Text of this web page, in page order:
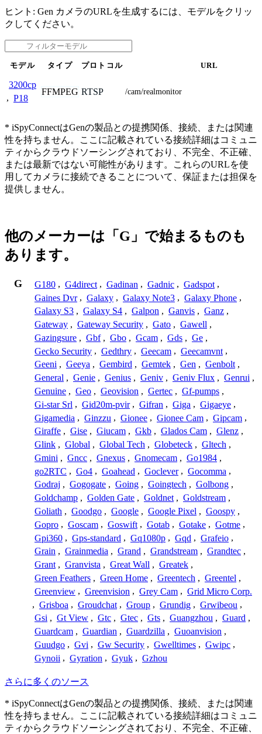
ヒント: Gen カメラのURLを生成するには、モデルをクリッ
クしてください。
モデル タイプ プロトコル URL
3200cp
, P18
FFMPEG RTSP /cam/realmonitor
* iSpyConnectはGenの製品との提携関係、接続、または関連
性を持ちません。ここに記載されている接続詳細はコミュニ
ティからクラウドソーシングされており、不完全、不正確、
または最新ではない可能性があります。これらのURLを使
用してカメラに接続できることについて、保証または担保を
提供しません。
他のメーカーは「G」で始まるものも
あります。
G G180 , G4direct , Gadinan , Gadnic , Gadspot ,
Gaines Dvr , Galaxy , Galaxy Note3 , Galaxy Phone ,
Galaxy S3 , Galaxy S4 , Galpon , Ganvis , Ganz ,
Gateway , Gateway Security , Gato , Gawell ,
Gazingsure , Gbf , Gbo , Gcam , Gds , Ge ,
Gecko Security , Gedthry , Geecam , Geecamvnt ,
Geeni , Geeya , Gembird , Gemtek , Gen , Genbolt ,
General , Genie , Genius , Geniv , Geniv Flux , Genrui ,
Genuine , Geo , Geovision , Gertec , Gf-pumps ,
Gi-star Srl , Gid20m-pvir , Gifran , Giga , Gigaeye ,
Gigamedia , Ginzzu , Gionee , Gionee Cam , Gipcam ,
Giraffe , Gise , Giucam , Gkb , Glados Cam , Glenz ,
Glink , Global , Global Tech , Globeteck , Gltech ,
Gmini , Gncc , Gnexus , Gnomecam , Go1984 ,
go2RTC , Go4 , Goahead , Goclever , Gocomma ,
Godraj , Gogogate , Going , Goingtech , Golbong ,
Goldchamp , Golden Gate , Goldnet , Goldstream ,
Goliath , Goodgo , Google , Google Pixel , Goospy ,
Gopro , Goscam , Goswift , Gotab , Gotake , Gotme ,
Gpi360 , Gps-standard , Gq1080p , Gqd , Grafeio ,
Grain , Grainmedia , Grand , Grandstream , Grandtec ,
Grant , Granvista , Great Wall , Greatek ,
Green Feathers , Green Home , Greentech , Greentel ,
Greenview , Greenvision , Grey Cam , Grid Micro Corp.
, Grisboa , Groudchat , Group , Grundig , Grwibeou ,
Gsi , Gt View , Gtc , Gtec , Gts , Guangzhou , Guard ,
Guardcam , Guardian , Guardzilla , Guoanvision ,
Guudgo , Gvi , Gw Security , Gwelltimes , Gwipc ,
Gynoii , Gyration , Gyuk , Gzhou
さらに多くのソース
* iSpyConnectはGenの製品との提携関係、接続、または関連
性を持ちません。ここに記載されている接続詳細はコミュニ
ティからクラウドソーシングされており、不完全、不正確、